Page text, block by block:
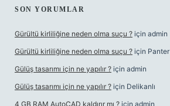
SON YORUMLAR
Gürültü kirliliğine neden olma suçu ? için admin
Gürültü kirliliğine neden olma suçu ? için Panter
Gülüş tasarımı için ne yapılır ? için admin
Gülüş tasarımı için ne yapılır ? için Delikanlı
4 GB RAM AutoCAD kaldırır mı ? için admin